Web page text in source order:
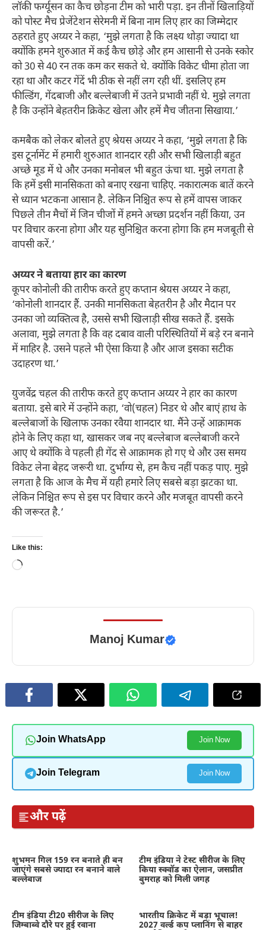
लॉकी फर्ग्यूसन का कैच छोड़ना टीम को भारी पड़ा. इन तीनों खिलाड़ियों
को पोस्ट मैच प्रेजेंटेशन सेरेमनी में बिना नाम लिए हार का जिम्मेदार
ठहराते हुए अय्यर ने कहा, ‘मुझे लगता है कि लक्ष्य थोड़ा ज्यादा था
क्योंकि हमने शुरुआत में कई कैच छोड़े और हम आसानी से उनके स्कोर
को 30 से 40 रन तक कम कर सकते थे. क्योंकि विकेट धीमा होता जा
रहा था और कटर गेंदें भी ठीक से नहीं लग रही थीं. इसलिए हम
फील्डिंग, गेंदबाजी और बल्लेबाजी में उतने प्रभावी नहीं थे. मुझे लगता
है कि उन्होंने बेहतरीन क्रिकेट खेला और हमें मैच जीतना सिखाया.’
कमबैक को लेकर बोलते हुए श्रेयस अय्यर ने कहा, ‘मुझे लगता है कि
इस टूर्नामेंट में हमारी शुरुआत शानदार रही और सभी खिलाड़ी बहुत
अच्छे मूड में थे और उनका मनोबल भी बहुत ऊंचा था. मुझे लगता है
कि हमें इसी मानसिकता को बनाए रखना चाहिए. नकारात्मक बातें करने
से ध्यान भटकना आसान है. लेकिन निश्चित रूप से हमें वापस जाकर
पिछले तीन मैचों में जिन चीजों में हमने अच्छा प्रदर्शन नहीं किया, उन
पर विचार करना होगा और यह सुनिश्चित करना होगा कि हम मजबूती से
वापसी करें.’
अय्यर ने बताया हार का कारण
कूपर कोनोली की तारीफ करते हुए कप्तान श्रेयस अय्यर ने कहा,
‘कोनोली शानदार हैं. उनकी मानसिकता बेहतरीन है और मैदान पर
उनका जो व्यक्तित्व है, उससे सभी खिलाड़ी सीख सकते हैं. इसके
अलावा, मुझे लगता है कि वह दबाव वाली परिस्थितियों में बड़े रन बनाने
में माहिर है. उसने पहले भी ऐसा किया है और आज इसका सटीक
उदाहरण था.’
युजवेंद्र चहल की तारीफ करते हुए कप्तान अय्यर ने हार का कारण
बताया. इसे बारे में उन्होंने कहा, ‘वो(चहल) निडर थे और बाएं हाथ के
बल्लेबाजों के खिलाफ उनका रवैया शानदार था. मैंने उन्हें आक्रामक
होने के लिए कहा था, खासकर जब नए बल्लेबाज बल्लेबाजी करने
आए थे क्योंकि वे पहली ही गेंद से आक्रामक हो गए थे और उस समय
विकेट लेना बेहद जरूरी था. दुर्भाग्य से, हम कैच नहीं पकड़ पाए. मुझे
लगता है कि आज के मैच में यही हमारे लिए सबसे बड़ा झटका था.
लेकिन निश्चित रूप से इस पर विचार करने और मजबूत वापसी करने
की जरूरत है.’
Like this:
Loading…
Manoj Kumar
Join WhatsApp Join Now
Join Telegram Join Now
और पढ़ें
शुभमन गिल 159 रन बनाते ही बन
जाएंगे सबसे ज्यादा रन बनाने वाले
बल्लेबाज
टीम इंडिया ने टेस्ट सीरीज के लिए
किया स्क्वॉड का ऐलान, जसप्रीत
बुमराह को मिली जगह
टीम इंडिया टी20 सीरीज के लिए
जिम्बाब्वे दौरे पर हुई रवाना
भारतीय क्रिकेट में बड़ा भूचाल!
2027 वर्ल्ड कप प्लानिंग से बाहर